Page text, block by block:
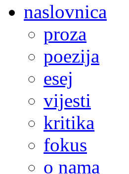
naslovnica
proza
poezija
esej
vijesti
kritika
fokus
o nama